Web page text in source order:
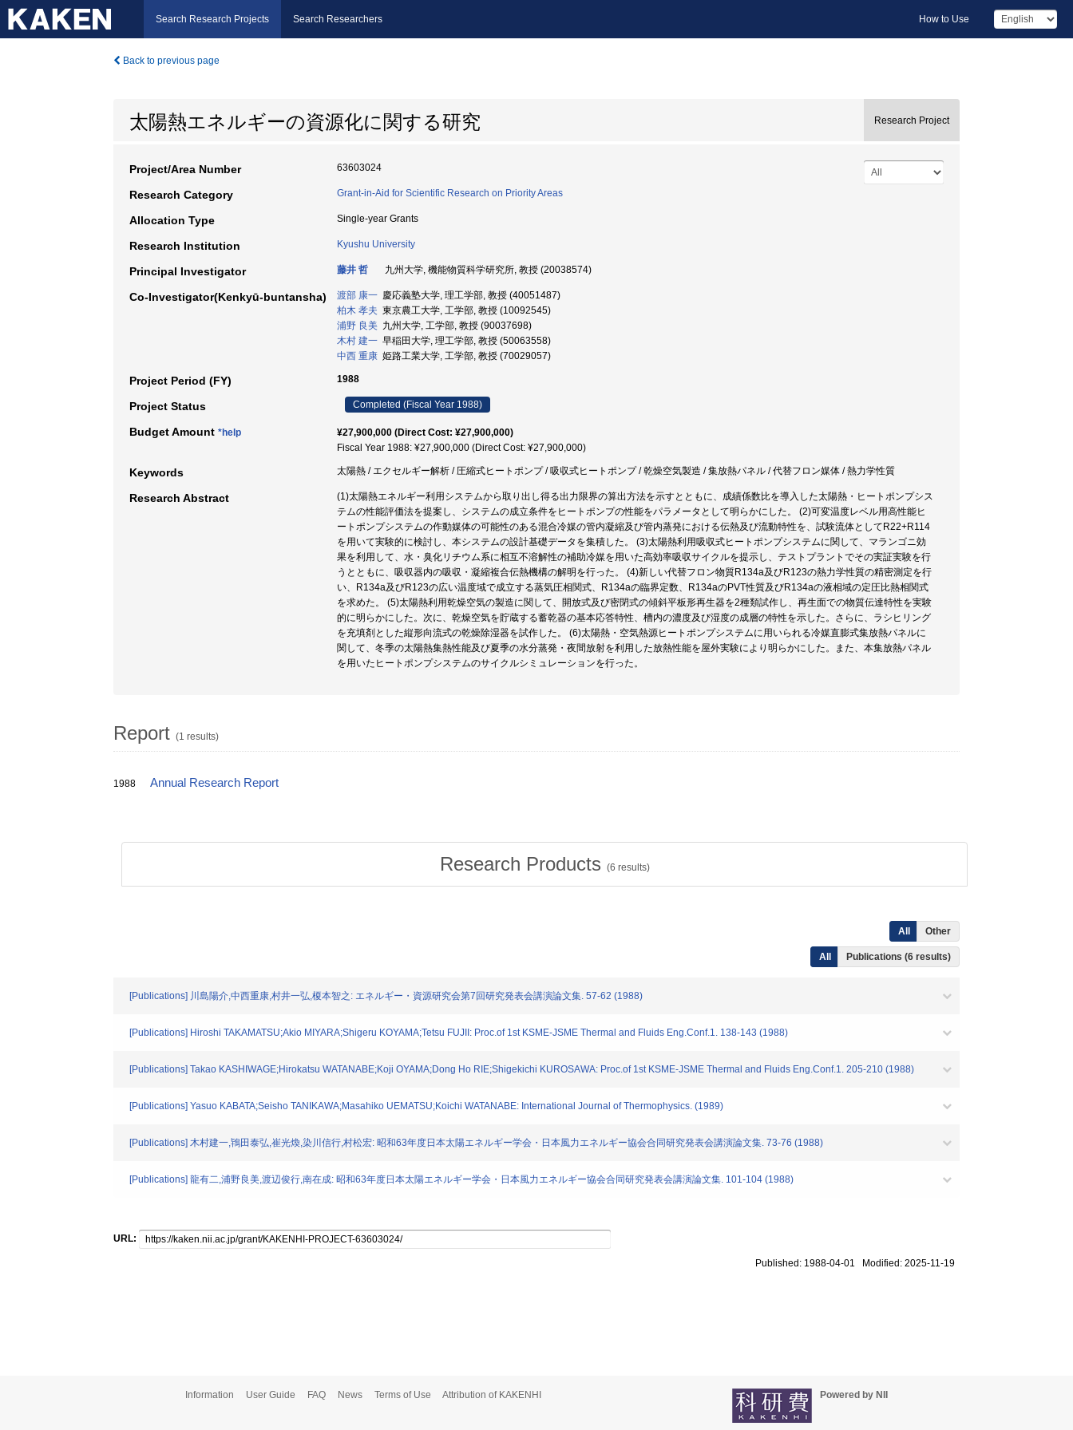
Search Research Projects Search Researchers How to Use
Back to previous page
太陽熱エネルギーの資源化に関する研究 Research Project
Project/Area Number 63603024
Research Category Grant-in-Aid for Scientific Research on Priority Areas
Allocation Type Single-year Grants
Research Institution Kyushu University
Principal Investigator 藤井 哲 九州大学, 機能物質科学研究所, 教授 (20038574)
Co-Investigator(Kenkyū-buntansha) 渡部 康一 慶応義塾大学, 理工学部, 教授 (40051487)
柏木 孝夫 東京農工大学, 工学部, 教授 (10092545)
浦野 良美 九州大学, 工学部, 教授 (90037698)
木村 建一 早稲田大学, 理工学部, 教授 (50063558)
中西 重康 姫路工業大学, 工学部, 教授 (70029057)
Project Period (FY) 1988
Project Status Completed (Fiscal Year 1988)
Budget Amount *help
¥27,900,000 (Direct Cost: ¥27,900,000)
Fiscal Year 1988: ¥27,900,000 (Direct Cost: ¥27,900,000)
Keywords 太陽熱 / エクセルギー解析 / 圧縮式ヒートポンプ / 吸収式ヒートポンプ / 乾燥空気製造 / 集放熱パネル / 代替フロン媒体 / 熱力学性質
Research Abstract
(1)太陽熱エネルギー利用システムから取り出し得る出力限界の算出方法を示すとともに、成績係数比を導入した太陽熱・ヒートポンプシス
テムの性能評価法を提案し、システムの成立条件をヒートポンプの性能をパラメータとして明らかにした。 (2)可変温度レベル用高性能ヒ
ートポンプシステムの作動媒体の可能性のある混合冷媒の管内凝縮及び管内蒸発における伝熱及び流動特性を、試験流体としてR22+R114
を用いて実験的に検討し、本システムの設計基礎データを集積した。 (3)太陽熱利用吸収式ヒートポンプシステムに関して、マランゴニ効
果を利用して、水・臭化リチウム系に相互不溶解性の補助冷媒を用いた高効率吸収サイクルを提示し、テストプラントでその実証実験を行
うとともに、吸収器内の吸収・凝縮複合伝熱機構の解明を行った。 (4)新しい代替フロン物質R134a及びR123の熱力学性質の精密測定を行
い、R134a及びR123の広い温度域で成立する蒸気圧相関式、R134aの臨界定数、R134aのPVT性質及びR134aの液相域の定圧比熱相関式
を求めた。 (5)太陽熱利用乾燥空気の製造に関して、開放式及び密閉式の傾斜平板形再生器を2種類試作し、再生面での物質伝達特性を実験
的に明らかにした。次に、乾燥空気を貯蔵する蓄乾器の基本応答特性、槽内の濃度及び湿度の成層の特性を示した。さらに、ラシヒリング
を充填剤とした縦形向流式の乾燥除湿器を試作した。 (6)太陽熱・空気熱源ヒートポンプシステムに用いられる冷媒直膨式集放熱パネルに
関して、冬季の太陽熱集熱性能及び夏季の水分蒸発・夜間放射を利用した放熱性能を屋外実験により明らかにした。また、本集放熱パネル
を用いたヒートポンプシステムのサイクルシミュレーションを行った。
Report (1 results)
1988 Annual Research Report
Research Products (6 results)
All Other
All Publications (6 results)
[Publications] 川島陽介,中西重康,村井一弘,榎本智之: エネルギー・資源研究会第7回研究発表会講演論文集. 57-62 (1988)
[Publications] Hiroshi TAKAMATSU;Akio MIYARA;Shigeru KOYAMA;Tetsu FUJII: Proc.of 1st KSME-JSME Thermal and Fluids Eng.Conf.1. 138-143 (1988)
[Publications] Takao KASHIWAGE;Hirokatsu WATANABE;Koji OYAMA;Dong Ho RIE;Shigekichi KUROSAWA: Proc.of 1st KSME-JSME Thermal and Fluids Eng.Conf.1. 205-210 (1988)
[Publications] Yasuo KABATA;Seisho TANIKAWA;Masahiko UEMATSU;Koichi WATANABE: International Journal of Thermophysics. (1989)
[Publications] 木村建一,鴇田泰弘,崔光煥,染川信行,村松宏: 昭和63年度日本太陽エネルギー学会・日本風力エネルギー協会合同研究発表会講演論文集. 73-76 (1988)
[Publications] 龍有二,浦野良美,渡辺俊行,南在成: 昭和63年度日本太陽エネルギー学会・日本風力エネルギー協会合同研究発表会講演論文集. 101-104 (1988)
URL:
Published: 1988-04-01 Modified: 2025-11-19
Information User Guide FAQ News Terms of Use Attribution of KAKENHI Powered by NII